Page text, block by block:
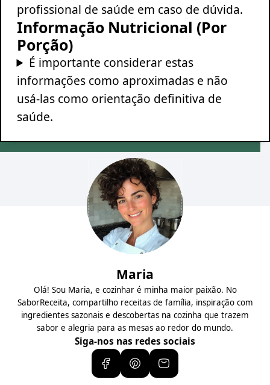
profissional de saúde em caso de dúvida.
Informação Nutricional (Por
Porção)
É importante considerar estas
informações como aproximadas e não
usá-las como orientação definitiva de
saúde.
Maria
Olá! Sou Maria, e cozinhar é minha maior paixão. No
SaborReceita, compartilho receitas de família, inspiração com
ingredientes sazonais e descobertas na cozinha que trazem
sabor e alegria para as mesas ao redor do mundo.
Siga-nos nas redes sociais